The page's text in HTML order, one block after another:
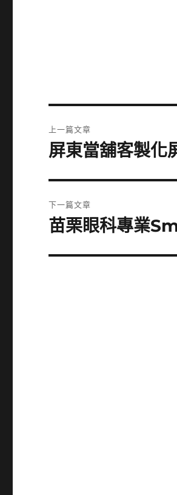
章
上一篇文章
上
篇
文
章:
屏東當舖客製化
下一篇文章
下
篇
苗栗眼科專業